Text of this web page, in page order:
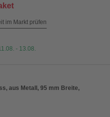
im Markt prüfen
- 13.08.
aus Metall, 95 mm Breite,